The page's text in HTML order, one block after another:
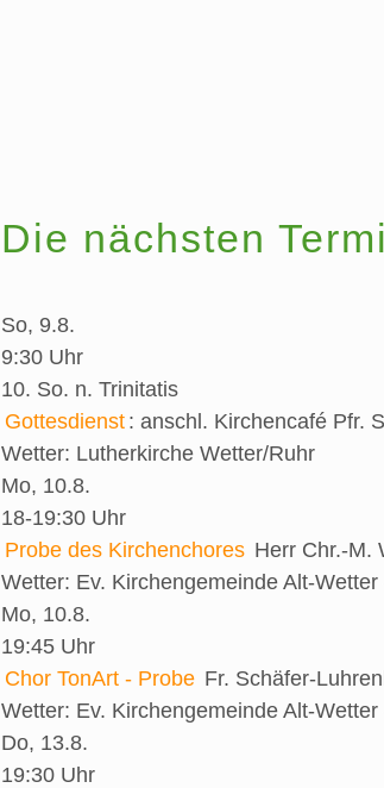
Die nächsten
So, 9.8.
9:30 Uhr
10. So. n. Trinitatis
Gottesdienst : anschl. Kirchencafé Pfr.
Wetter: Lutherkirche Wetter/Ruhr
Mo, 10.8.
18-19:30 Uhr
Probe des Kirchenchores Herr Chr.-M.
Wetter: Ev. Kirchengemeinde Alt-
Mo, 10.8.
19:45 Uhr
Chor TonArt - Probe Fr. Schäfer-
Wetter: Ev. Kirchengemeinde Alt-
Do, 13.8.
19:30 Uhr